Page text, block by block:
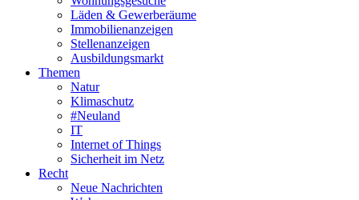
Läden & Gewerberäume
Immobilienanzeigen
Stellenanzeigen
Ausbildungsmarkt
Themen
Natur
Klimaschutz
#Neuland
IT
Internet of Things
Sicherheit im Netz
Recht
Neue Nachrichten